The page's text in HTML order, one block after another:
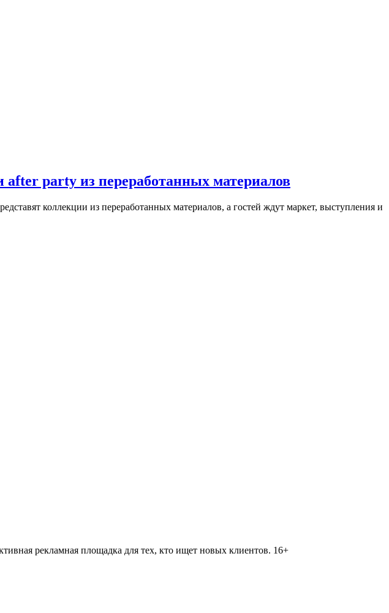
party из переработанных материалов
коллекции из переработанных материалов, а гостей ждут маркет, выступления и
рекламная площадка для тех, кто ищет новых клиентов. 16+